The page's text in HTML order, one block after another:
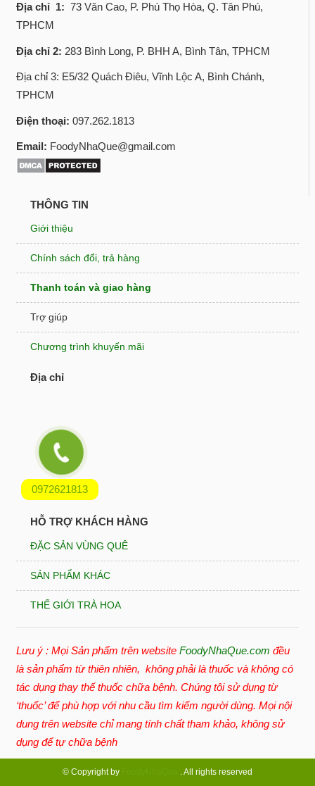
0972621813
Địa chỉ 1: 73 Văn Cao, P. Phú Thọ Hòa, Q. Tân Phú,
TPHCM
Địa chỉ 2: 283 Bình Long, P. BHH A, Bình Tân, TPHCM
Địa chỉ 3: E5/32 Quách Điêu, Vĩnh Lộc A, Bình Chánh,
TPHCM
Điện thoại: 097.262.1813
Email: FoodyNhaQue@gmail.com
THÔNG TIN
Giới thiệu
Chính sách đổi, trả hàng
Thanh toán và giao hàng
Trợ giúp
Chương trình khuyến mãi
Địa chỉ
HỖ TRỢ KHÁCH HÀNG
ĐẶC SẢN VÙNG QUÊ
SẢN PHẨM KHÁC
THẾ GIỚI TRÀ HOA
Lưu ý : Mọi Sản phẩm trên website FoodyNhaQue.com đều
là sản phẩm từ thiên nhiên, không phải là thuốc và không có
tác dụng thay thế thuốc chữa bệnh. Chúng tôi sử dụng từ
‘thuốc’ để phù hợp với nhu cầu tìm kiếm người dùng. Mọi nội
dung trên website chỉ mang tính chất tham khảo, không sử
dụng để tự chữa bệnh
© Copyright by . All rights reserved